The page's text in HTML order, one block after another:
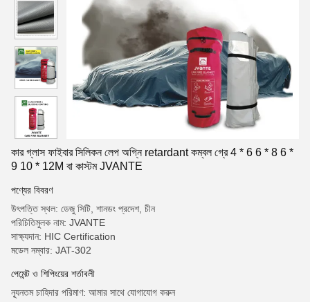
কার গ্লাস ফাইবার সিলিকন লেপ অগ্নি retardant কম্বল গ্রে 4 * 6 6 * 8 6 *
9 10 * 12M বা কাস্টম JVANTE
পণ্যের বিবরণ
উৎপত্তি স্থল: ডেজু সিটি, শানডং প্রদেশ, চীন
পরিচিতিমুলক নাম: JVANTE
সাক্ষ্যদান: HIC Certification
মডেল নম্বার: JAT-302
পেমেন্ট ও শিপিংয়ের শর্তাবলী
ন্যূনতম চাহিদার পরিমাণ: আমার সাথে যোগাযোগ করুন